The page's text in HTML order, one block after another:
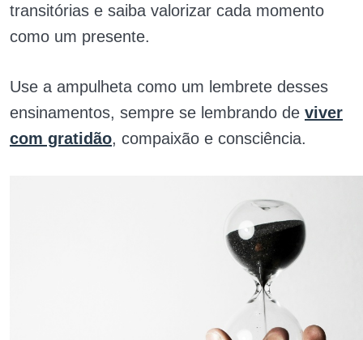
transitórias e saiba valorizar cada momento
como um presente.
Use a ampulheta como um lembrete desses
ensinamentos, sempre se lembrando de viver
com gratidão, compaixão e consciência.